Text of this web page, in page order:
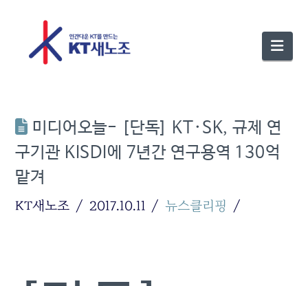
미디어오늘- [단독] KT·SK, 규제 연
구기관 KISDI에 7년간 연구용역 130억
맡겨
KT새노조 2017.10.11 뉴스클리핑